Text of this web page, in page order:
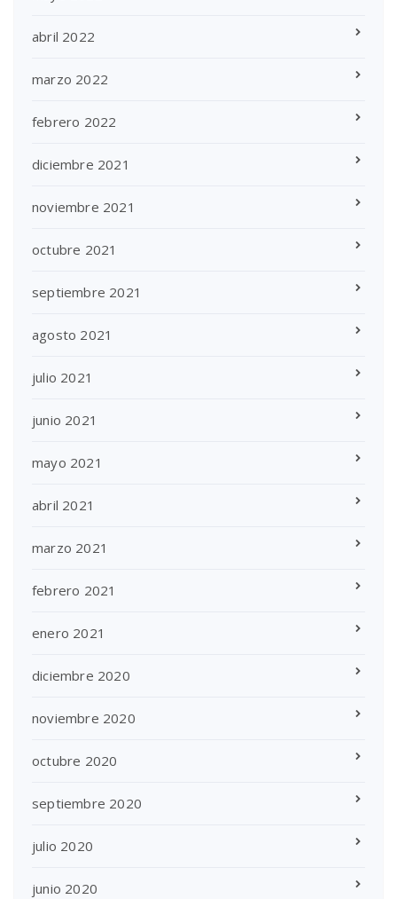
abril 2022
marzo 2022
febrero 2022
diciembre 2021
noviembre 2021
octubre 2021
septiembre 2021
agosto 2021
julio 2021
junio 2021
mayo 2021
abril 2021
marzo 2021
febrero 2021
enero 2021
diciembre 2020
noviembre 2020
octubre 2020
septiembre 2020
julio 2020
junio 2020